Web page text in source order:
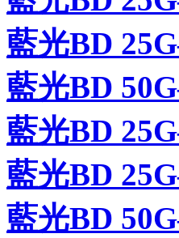
藍光BD
藍光BD
藍光BD
藍光BD
藍光BD